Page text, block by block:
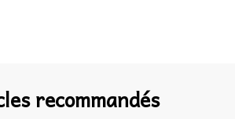
recommandés